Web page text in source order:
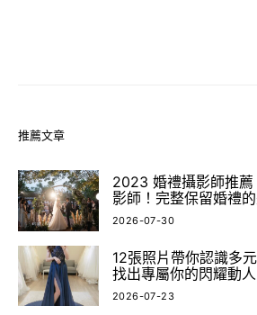
推薦文章
2023 婚禮攝影師推
影師！完整保留婚禮
2026-07-30
12張照片帶你認識多
找出專屬你的閃耀動人
2026-07-23